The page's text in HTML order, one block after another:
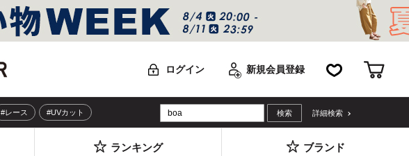
ログイン 新規会員登録 お気に入り
#レース #UVカット 詳細検索
ランキング ブランド